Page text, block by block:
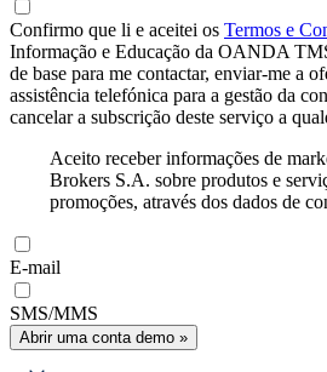
Confirmo que li e aceitei os Termos e
Informação e Educação da OANDA
de base para me contactar, enviar-me a
assistência telefónica para a gestão da
cancelar a subscrição deste serviço a
Aceito receber informações de
Brokers S.A. sobre produtos e
promoções, através dos dados de
E-mail
SMS/MMS
Abrir uma conta demo »